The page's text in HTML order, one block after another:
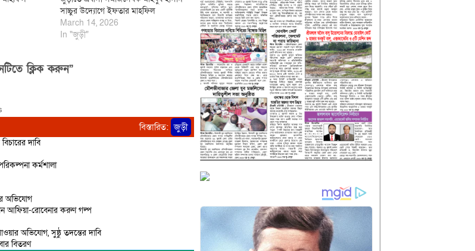
সাচ্চুর উদ্যোগে ইফতার মাহফিল
March 14, 2026
In "জুড়ী"
ক্লিক করুন”
বিস্তারিত: জুড়ী
দাবি
কর্মশালা
অভিযোগ
আফিয়া-রোবেনার করুণ গল্প
অভিযোগ, সুষ্ঠু তদন্তের দাবি
বিতরণ